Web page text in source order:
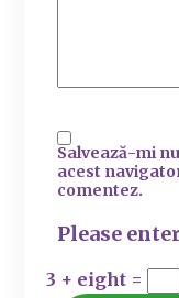
Salvează-mi
acest
comentez.
Please
3 + eight =